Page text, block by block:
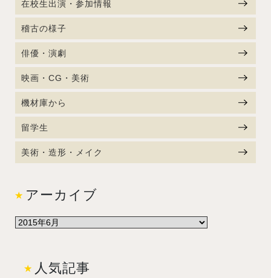
在校生出演・参加情報
稽古の様子
俳優・演劇
映画・CG・美術
機材庫から
留学生
美術・造形・メイク
アーカイブ
人気記事